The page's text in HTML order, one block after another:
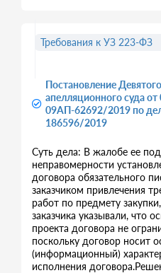
Постановление
апелляционного суда
09АП-62692/2019 по
186596/2019
Суть дела: В жалобе ее
неправомерности
договора обязательного
заказчиком привлечения
работ по предмету
заказчика указывали, что
проекта договора не
поскольку договор носит
(информационный)
исполнения
Требования к УЗ 223-ФЗ